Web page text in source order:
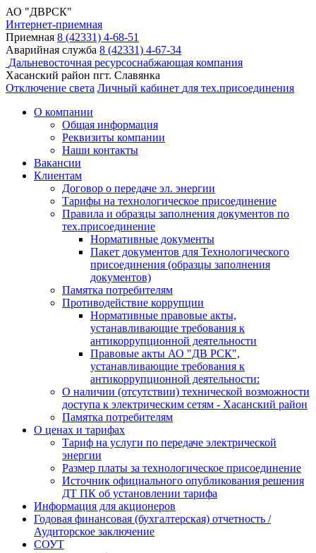
АО "ДВРСК"
Интернет-приемная
Приемная 8 (42331) 4-68-51
Аварийная служба 8 (42331) 4-67-34
Дальневосточная ресурсоснабжающая компания
Хасанский район пгт. Славянка
Отключение света Личный кабинет для тех.присоединения
О компании
Общая информация
Реквизиты компании
Наши контакты
Вакансии
Клиентам
Договор о передаче эл. энергии
Тарифы на технологическое присоединение
Правила и образцы заполнения документов по
тех.присоединение
Нормативные документы
Пакет документов для Технологического
присоединения (образцы заполнения
документов)
Памятка потребителям
Противодействие коррупции
Нормативные правовые акты,
устанавливающие требования к
антикоррупционной деятельности
Правовые акты АО "ДВ РСК",
устанавливающие требования к
антикоррупционной деятельности:
О наличии (отсутствии) технической возможности
доступа к электрическим сетям - Хасанский район
Памятка потребителям
О ценах и тарифах
Тариф на услуги по передаче электрической
энергии
Размер платы за технологическое присоединение
Источник официального опубликования решения
ДТ ПК об установлении тарифа
Информация для акционеров
Годовая финансовая (бухгалтерская) отчетность /
Аудиторское заключение
СОУТ